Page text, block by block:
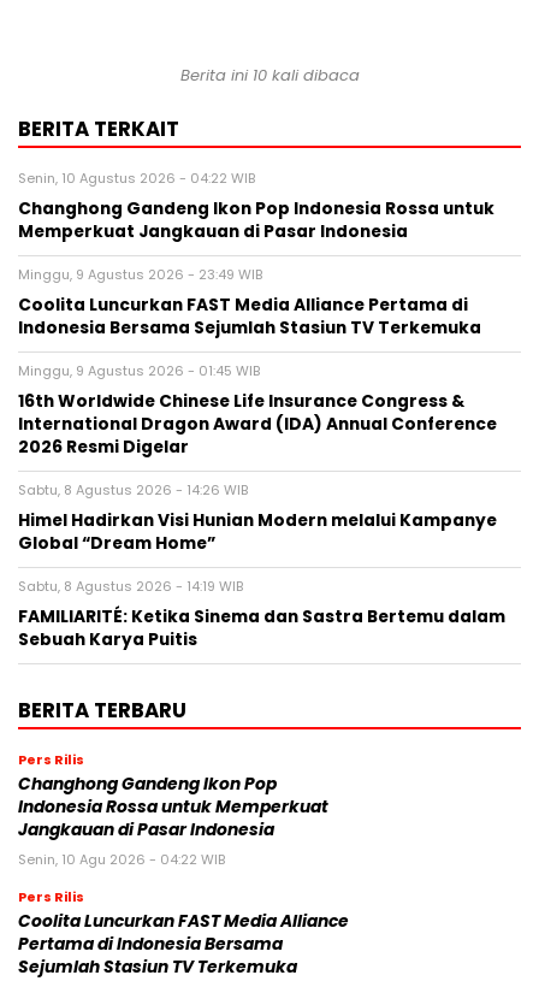
Berita ini 10 kali dibaca
BERITA TERKAIT
Senin, 10 Agustus 2026 - 04:22 WIB
Changhong Gandeng Ikon Pop Indonesia Rossa untuk
Memperkuat Jangkauan di Pasar Indonesia
Minggu, 9 Agustus 2026 - 23:49 WIB
Coolita Luncurkan FAST Media Alliance Pertama di
Indonesia Bersama Sejumlah Stasiun TV Terkemuka
Minggu, 9 Agustus 2026 - 01:45 WIB
16th Worldwide Chinese Life Insurance Congress &
International Dragon Award (IDA) Annual Conference
2026 Resmi Digelar
Sabtu, 8 Agustus 2026 - 14:26 WIB
Himel Hadirkan Visi Hunian Modern melalui Kampanye
Global “Dream Home”
Sabtu, 8 Agustus 2026 - 14:19 WIB
FAMILIARITÉ: Ketika Sinema dan Sastra Bertemu dalam
Sebuah Karya Puitis
BERITA TERBARU
Pers Rilis
Changhong Gandeng Ikon Pop
Indonesia Rossa untuk Memperkuat
Jangkauan di Pasar Indonesia
Senin, 10 Agu 2026 - 04:22 WIB
Pers Rilis
Coolita Luncurkan FAST Media Alliance
Pertama di Indonesia Bersama
Sejumlah Stasiun TV Terkemuka